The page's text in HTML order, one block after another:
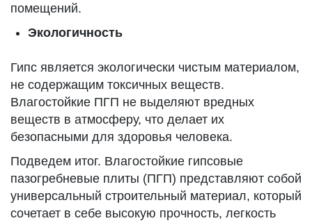
помещений.
Экологичность
Гипс является экологически чистым материалом,
не содержащим токсичных веществ.
Влагостойкие ПГП не выделяют вредных
веществ в атмосферу, что делает их
безопасными для здоровья человека.
Подведем итог. Влагостойкие гипсовые
пазогребневые плиты (ПГП) представляют собой
универсальный строительный материал, который
сочетает в себе высокую прочность, легкость